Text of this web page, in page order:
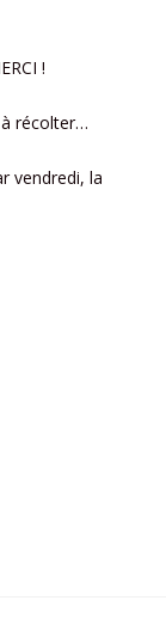
!
récolter…
vendredi, la